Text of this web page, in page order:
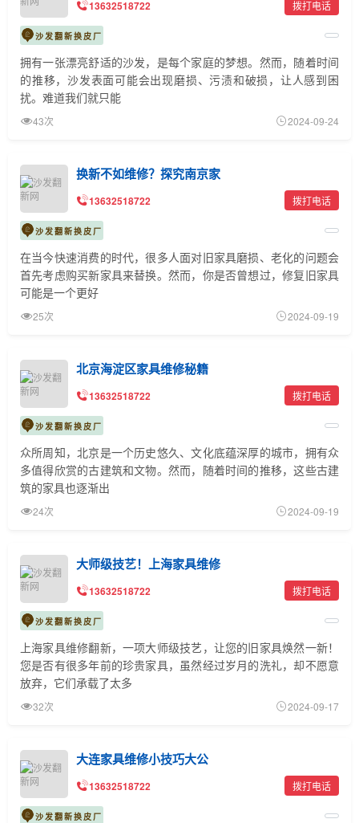
13632518722 拨打电话
沙发翻新换皮厂
拥有一张漂亮舒适的沙发，是每个家庭的梦想。然而，随着时间
的推移，沙发表面可能会出现磨损、污渍和破损，让人感到困
扰。难道我们就只能
43次 2024-09-24
换新不如维修？探究南京家
13632518722 拨打电话
沙发翻新换皮厂
在当今快速消费的时代，很多人面对旧家具磨损、老化的问题会
首先考虑购买新家具来替换。然而，你是否曾想过，修复旧家具
可能是一个更好
25次 2024-09-19
北京海淀区家具维修秘籍
13632518722 拨打电话
沙发翻新换皮厂
众所周知，北京是一个历史悠久、文化底蕴深厚的城市，拥有众
多值得欣赏的古建筑和文物。然而，随着时间的推移，这些古建
筑的家具也逐渐出
24次 2024-09-19
大师级技艺！上海家具维修
13632518722 拨打电话
沙发翻新换皮厂
上海家具维修翻新，一项大师级技艺，让您的旧家具焕然一新！
您是否有很多年前的珍贵家具，虽然经过岁月的洗礼，却不愿意
放弃，它们承载了太多
32次 2024-09-17
大连家具维修小技巧大公
13632518722 拨打电话
沙发翻新换皮厂